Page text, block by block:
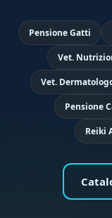
Pensione Gatti
Vet.
Vet.
Pensione
Reiki